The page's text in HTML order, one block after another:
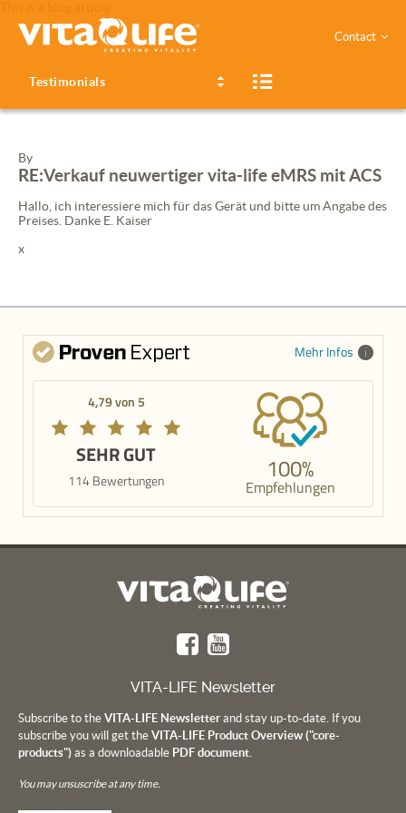
Contact
Testimonials
By
RE:Verkauf neuwertiger vita-life eMRS mitACS
Hallo, ich interessiere mich für das Gerät und bitte um Angabe des
Preises. Danke E. Kaiser
x
Mehr Infos
4,79 von 5
SEHR GUT
114 Bewertungen 100%
Empfehlungen
VITA-LIFE Newsletter
Subscribe to the VITA-LIFE Newsletter and stay up-to-date. If you
subscribe you will get the VITA-LIFE Product Overview ("core-
products") as a downloadable PDF document.
You may unsuscribe at any time.